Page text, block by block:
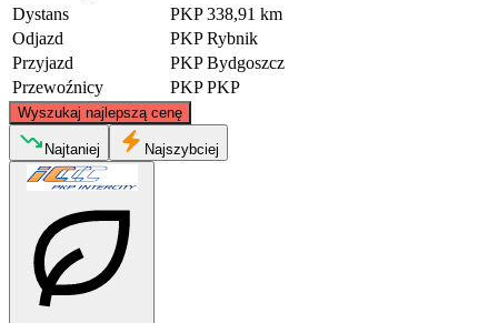
Dystans
PKP 338,91 km
Odjazd
PKP Rybnik
Przyjazd
PKP Bydgoszcz
Przewoźnicy
PKP PKP
Wyszukaj najlepszą cenę
Bydgoszcz
Najtaniej Najszybciej